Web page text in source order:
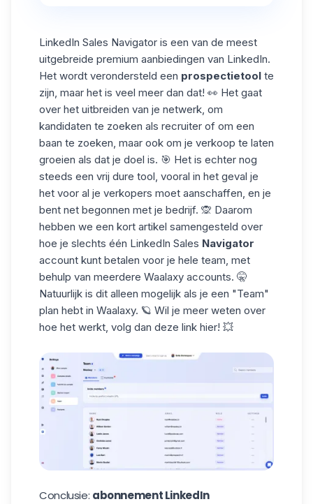
LinkedIn Sales Navigator is een van de meest
uitgebreide premium aanbiedingen van LinkedIn.
Het wordt verondersteld een prospectietool te
zijn, maar het is veel meer dan dat! 👀 Het gaat
over het uitbreiden van je netwerk, om
kandidaten te zoeken als recruiter of om een
baan te zoeken, maar ook om je verkoop te laten
groeien als dat je doel is. 🎯 Het is echter nog
steeds een vrij dure tool, vooral in het geval je
het voor al je verkopers moet aanschaffen, en je
bent net begonnen met je bedrijf. 🙊 Daarom
hebben we een kort artikel samengesteld over
hoe je slechts één LinkedIn Sales Navigator
account kunt betalen voor je hele team, met
behulp van meerdere Waalaxy accounts. 🤫
Natuurlijk is dit alleen mogelijk als je een "Team"
plan hebt in Waalaxy. 🪐 Wil je meer weten over
hoe het werkt, volg dan deze link hier! 💥
Conclusie: abonnement LinkedIn